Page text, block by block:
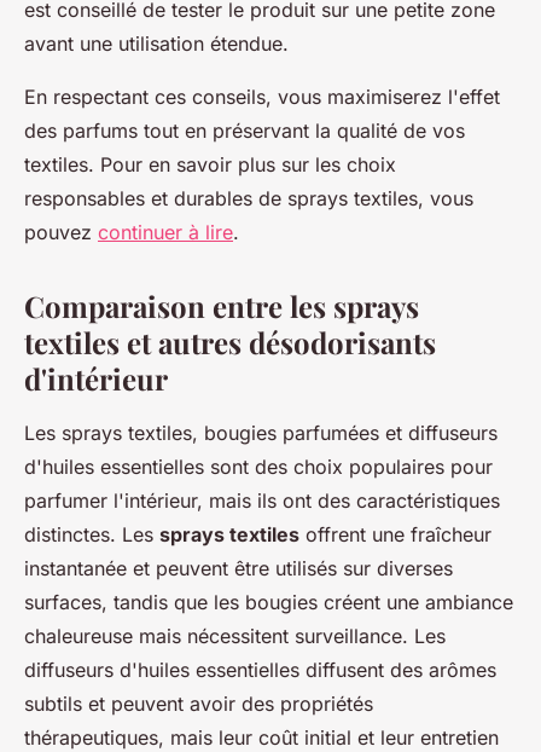
est conseillé de tester le produit sur une petite zone
avant une utilisation étendue.
En respectant ces conseils, vous maximiserez l'effet
des parfums tout en préservant la qualité de vos
textiles. Pour en savoir plus sur les choix
responsables et durables de sprays textiles, vous
pouvez continuer à lire.
Comparaison entre les sprays
textiles et autres désodorisants
d'intérieur
Les sprays textiles, bougies parfumées et diffuseurs
d'huiles essentielles sont des choix populaires pour
parfumer l'intérieur, mais ils ont des caractéristiques
distinctes. Les sprays textiles offrent une fraîcheur
instantanée et peuvent être utilisés sur diverses
surfaces, tandis que les bougies créent une ambiance
chaleureuse mais nécessitent surveillance. Les
diffuseurs d'huiles essentielles diffusent des arômes
subtils et peuvent avoir des propriétés
thérapeutiques, mais leur coût initial et leur entretien